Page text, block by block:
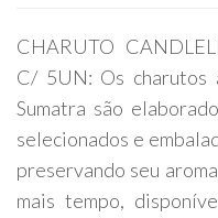
CHARUTO
C/ 5UN: Os charutos
Sumatra são
selecionados e
preservando seu
mais tempo,